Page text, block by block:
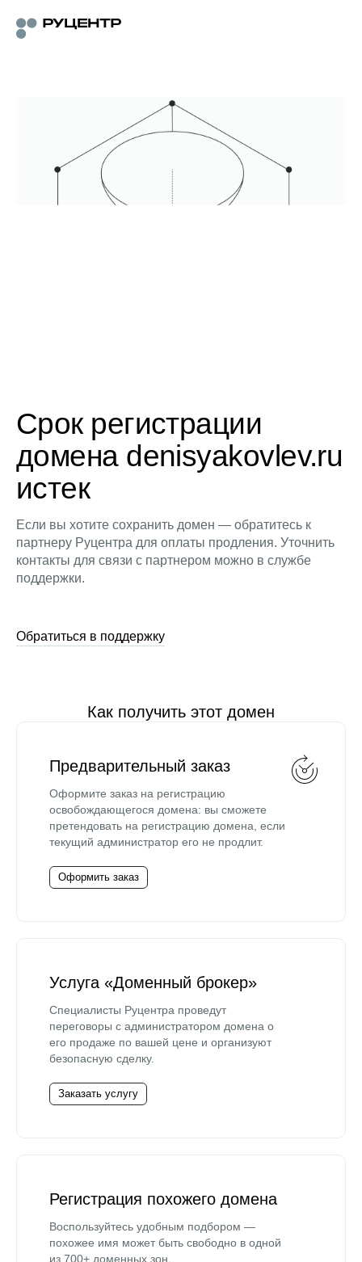
Срок регистрации
домена denisyakovlev.ru
истек
Если вы хотите сохранить домен — обратитесь к
партнеру Руцентра для оплаты продления. Уточнить
контакты для связи с партнером можно в службе
поддержки.
Обратиться в поддержку
Как получить этот домен
Предварительный заказ
Оформите заказ на регистрацию
освобождающегося домена: вы сможете
претендовать на регистрацию домена, если
текущий администратор его не продлит.
Оформить заказ
Услуга «Доменный брокер»
Специалисты Руцентра проведут
переговоры с администратором домена о
его продаже по вашей цене и организуют
безопасную сделку.
Заказать услугу
Регистрация похожего домена
Воспользуйтесь удобным подбором —
похожее имя может быть свободно в одной
из 700+ доменных зон.